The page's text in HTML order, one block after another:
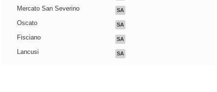
Mercato San Severino SA
Oscato SA
Fisciano SA
Lancusi SA